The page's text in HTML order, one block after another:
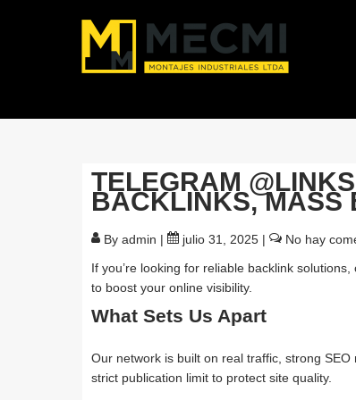
TELEGRAM
BACKLINKS, MASS
By admin | julio 31, 2025 |
No hay
If you’re looking for reliable backlink
to boost your online visibility.
What Sets Us Apart
Our network is built on real traffic, strong
strict publication limit to protect site quality.